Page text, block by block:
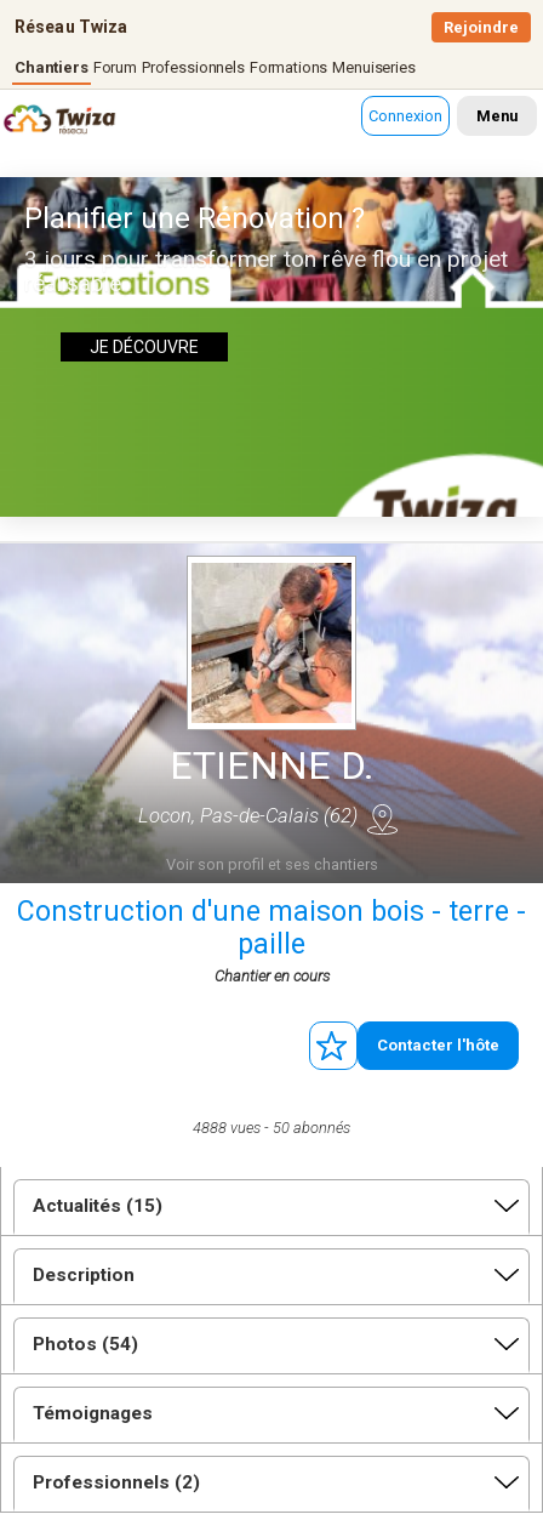
Réseau Twiza
Chantiers Forum Professionnels Formations Menuiseries
Rejoindre
Connexion Menu
Planifier une Rénovation ?
3 jours pour transformer ton rêve flou en projet
réalisable
JE DÉCOUVRE
ETIENNE D.
Locon, Pas-de-Calais (62)
Voir son profil et ses chantiers
Construction d'une maison bois - terre -
paille
Chantier en cours
Contacter l'hôte
4888 vues 50 abonnés
Actualités (15)
Description
Photos (54)
Témoignages
Professionnels (2)